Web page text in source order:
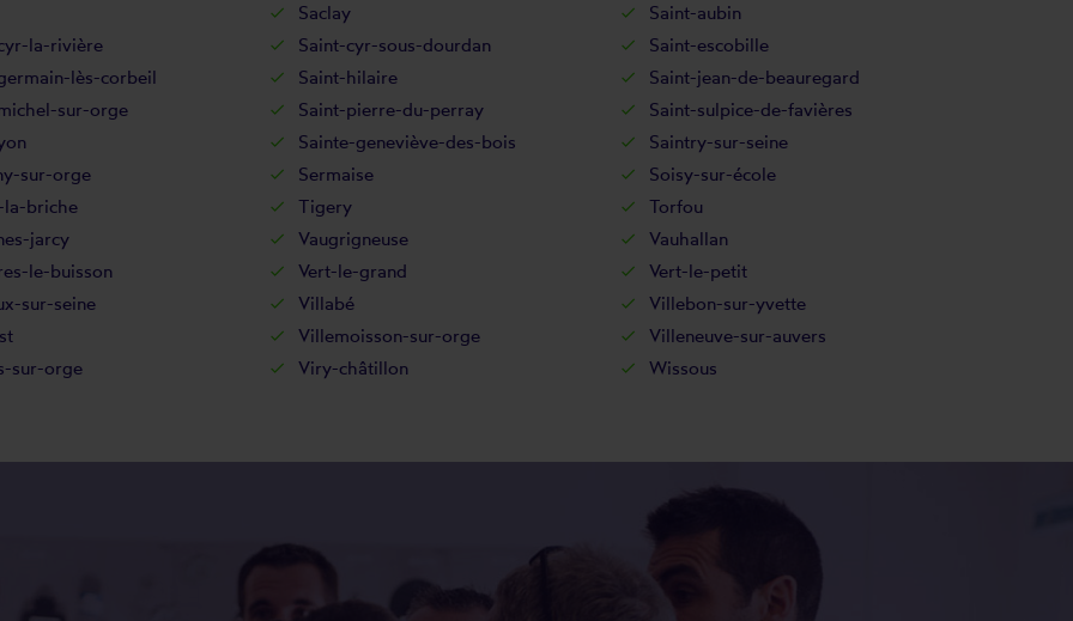
Saclay
Saint-aubin
la-rivière Saint-cyr-sous-dourdan
Saint-escobille
lès-corbeil Saint-hilaire
Saint-jean-de-beauregard
sur-orge Saint-pierre-du-perray
Saint-sulpice-de-favières
Sainte-geneviève-des-bois
Saintry-sur-seine
sur-orge Sermaise
Soisy-sur-école
la-briche Tigery
Torfou
jarcy Vaugrigneuse
Vauhallan
le-buisson Vert-le-grand
Vert-le-petit
sur-seine Villabé
Villebon-sur-yvette
Villemoisson-sur-orge
Villeneuve-sur-auvers
sur-orge Viry-châtillon
Wissous